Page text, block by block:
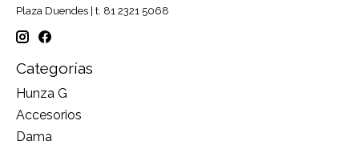
Plaza Duendes | t. 81 2321 5068
Categorías
Hunza G
Accesorios
Dama